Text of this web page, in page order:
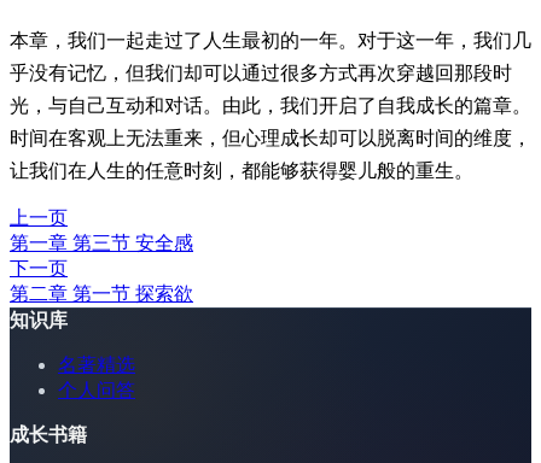
本章，我们一起走过了人生最初的一年。对于这一年，我们几
乎没有记忆，但我们却可以通过很多方式再次穿越回那段时
光，与自己互动和对话。由此，我们开启了自我成长的篇章。
时间在客观上无法重来，但心理成长却可以脱离时间的维度，
让我们在人生的任意时刻，都能够获得婴儿般的重生。
上一页
第一章 第三节 安全感
下一页
第二章 第一节 探索欲
知识库
名著精选
个人问答
成长书籍